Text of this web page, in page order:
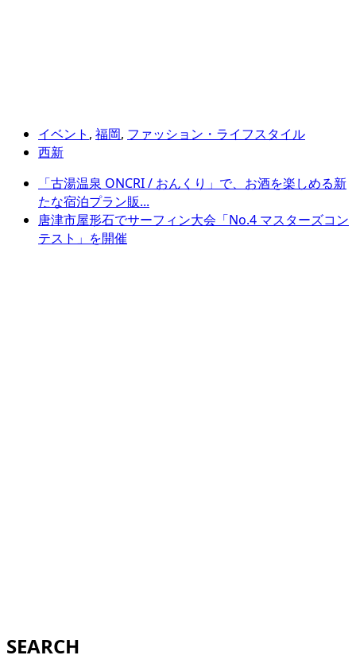
イベント , 福岡, ファッション・ライフスタイル
西新
「古湯温泉 ONCRI / おんくり」で、お酒を楽しめる新
たな宿泊プラン販...
唐津市屋形石でサーフィン大会「No.4 マスターズコン
テスト」を開催
SEARCH